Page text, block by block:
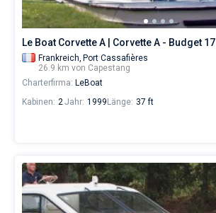
Le Boat Corvette A | Corvette A - Budget 17
Frankreich, Port Cassafières
26.9 km von Capestang
Charterfirma: LeBoat
Kabinen: 2Jahr: 1999 Länge: 37 ft